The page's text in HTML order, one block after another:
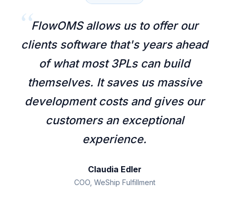
“FlowOMS allows us to offer our
clients software that's years ahead
of what most 3PLs can build
themselves. It saves us massive
development costs and gives our
customers an exceptional
experience.
Claudia Edler
COO, WeShip Fulfillment